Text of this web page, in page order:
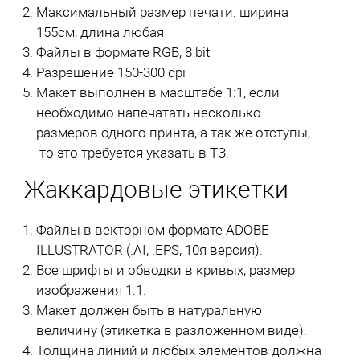
Максимальный размер печати: ширина
155см, длина любая
Файлы в формате RGB, 8 bit
Разрешение 150-300 dpi
Макет выполнен в масштабе 1:1, если
необходимо напечатать несколько
размеров одного принта, а так же отступы,
то это требуется указать в ТЗ.
Жаккардовые этикетки
Файлы в векторном формате ADOBE
ILLUSTRATOR (.AI, .EPS, 10я версия).
Все шрифты и обводки в кривых, размер
изображения 1:1.
Макет должен быть в натуральную
величину (этикетка в разложенном виде).
Толщина линий и любых элементов должна